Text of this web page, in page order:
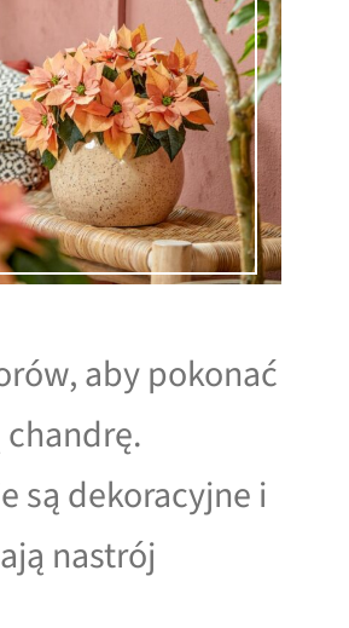
aby pokonać
są dekoracyjne i
nastrój